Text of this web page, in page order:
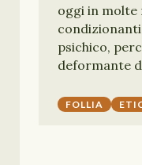
oggi in molte
condizionanti
psichico,
deformante
FOLLIA